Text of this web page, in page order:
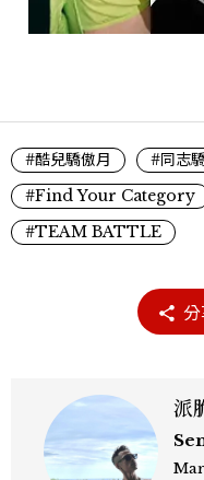
#酷兒驕傲月 #同志
#Find Your Category
#TEAM BATTLE
派